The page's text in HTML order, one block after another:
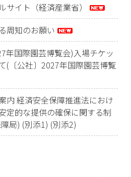
イト（経済産業省）
周知のお願い
年国際園芸博覧会)入場チケッ
(〔公社〕2027年国際園芸博覧
内 経済安全保障推進法におけ
定的な提供の確保に関する制
局) (別添1) (別添2)